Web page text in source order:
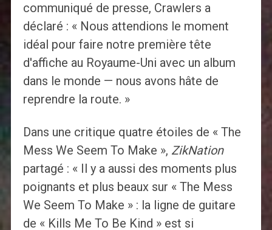
communiqué de presse, Crawlers a
déclaré : « Nous attendions le moment
idéal pour faire notre première tête
d'affiche au Royaume-Uni avec un album
dans le monde — nous avons hâte de
reprendre la route. »
Dans une critique quatre étoiles de « The
Mess We Seem To Make », ZikNation
partagé : « Il y a aussi des moments plus
poignants et plus beaux sur « The Mess
We Seem To Make » : la ligne de guitare
de « Kills Me To Be Kind » est si